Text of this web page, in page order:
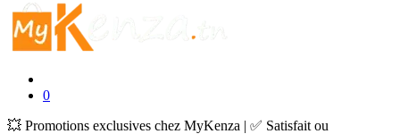
0
💥 Promotions exclusives chez MyKenza | ✅ Satisfait ou